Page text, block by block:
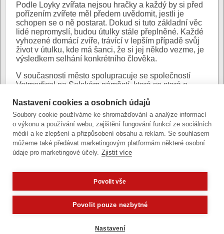
Podle Loyky zvířata nejsou hračky a každý by si před
pořízením zvířete měl předem uvědomit, jestli je
schopen se o ně postarat. Dokud si tuto základní věc
lidé nepromyslí, budou útulky stále přeplněné. Každé
vyhozené domácí zvíře, trávící v lepším případě svůj
život v útulku, kde má šanci, že si jej někdo vezme, je
výsledkem selhání konkrétního člověka.
V současnosti město spolupracuje se společností
Vetmedical na Selském náměstí, která se stará o
městské policie. Roční náklady na jejich umístění a
kastraci přesahují půl milionu korun.
Autor: Mgr. Pavel Konečný|Poslední úprava:
10. ledna 2025 (pá)
Články a fotografie lze kopírovat jen se svolením provozovatele
vývoj|správa obsahu| design:Rency
gdpr|cookies,
Nastavení cookies a osobních údajů
Soubory cookie používáme ke shromažďování a analýze informací
o výkonu a používání webu, zajištění fungování funkcí ze sociálních
médií a ke zlepšení a přizpůsobení obsahu a reklam. Se souhlasem
můžeme také předávat marketingovým platformám některé osobní
údaje pro marketingové účely. Zjistit více
Povolit vše
Povolit pouze nezbytné
Nastavení
Potřebujete poradit?Zeptejte se našeho asistenta
Oldy.